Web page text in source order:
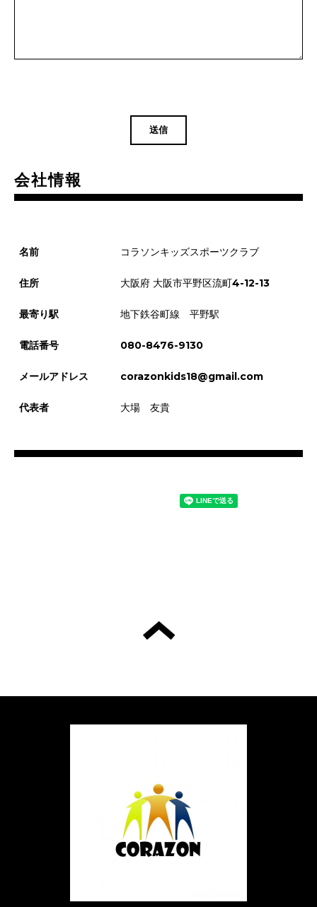
会社情報
名前 コラソンキッズスポーツクラブ
住所 大阪府 大阪市平野区流町4-12-13
最寄り駅 地下鉄谷町線 平野駅
電話番号 080-8476-9130
メールアドレス corazonkids18@gmail.com
代表者 大場 友貴